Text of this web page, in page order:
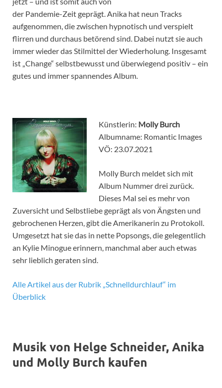
der Pandemie-Zeit geprägt. Anika hat neun Tracks
aufgenommen, die zwischen hypnotisch und verspielt
flirren und durchaus betörend sind. Dabei nutzt sie auch
immer wieder das Stilmittel der Wiederholung. Insgesamt
ist „Change“ selbstbewusst und überwiegend positiv – ein
gutes und immer spannendes Album.
Künstlerin: Molly Burch
Albumname: Romantic Images
VÖ: 23.07.2021
Molly Burch meldet sich mit
Album Nummer drei zurück.
Dieses Mal sei es mehr von
Zuversicht und Selbstliebe geprägt als von Ängsten und
gebrochenen Herzen, gibt die Amerikanerin zu Protokoll.
Umgesetzt hat sie das in nette Popsongs, die gelegentlich
an Kylie Minogue erinnern, manchmal aber auch etwas
sehr lieblich geraten sind.
Alle Artikel aus der Rubrik „Schnelldurchlauf“ im
Überblick
Musik von Helge Schneider, Anika
und Molly Burch kaufen